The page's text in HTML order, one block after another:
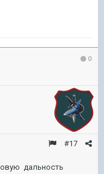
0
#17
дальность